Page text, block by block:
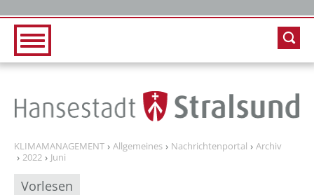
KLIMAMANAGEMENT Allgemeines Nachrichtenportal
Archiv
2022
Juni
Vorlesen